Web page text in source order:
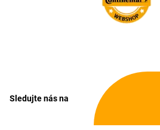
Sledujte nás na